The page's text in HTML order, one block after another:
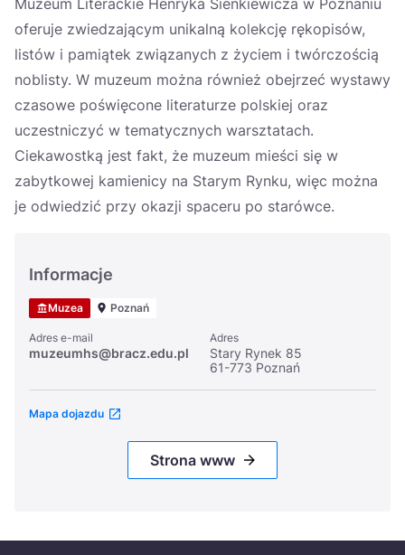
Muzeum Literackie Henryka Sienkiewicza w Poznaniu
oferuje zwiedzającym unikalną kolekcję rękopisów,
listów i pamiątek związanych z życiem i twórczością
noblisty. W muzeum można również obejrzeć wystawy
czasowe poświęcone literaturze polskiej oraz
uczestniczyć w tematycznych warsztatach.
Ciekawostką jest fakt, że muzeum mieści się w
zabytkowej kamienicy na Starym Rynku, więc można
je odwiedzić przy okazji spaceru po starówce.
Informacje
Muzea Poznań
Adres e-mail
muzeumhs@bracz.edu.pl
Adres
Stary Rynek 85
61-773 Poznań
Mapa dojazdu
Strona www